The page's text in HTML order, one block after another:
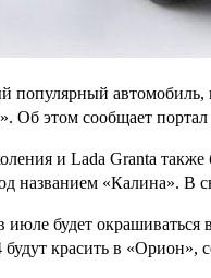
популярный автомобиль,
Об этом сообщает портал
и Lada Granta
названием «Калина». В
июле будет
будут красить в